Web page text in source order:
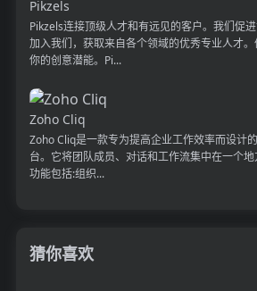
Pikzels
Pikzels连接顶级人才和有远见的客户。我们促进
加入我们，获取来自各个领域的优秀专业人才
你的创意潜能。Pi...
Zoho Cliq
Zoho Cliq是一款专为提高企业工作效率而设计
台。它将团队成员、对话和工作流集中在一个
功能包括:组织...
猜你喜欢